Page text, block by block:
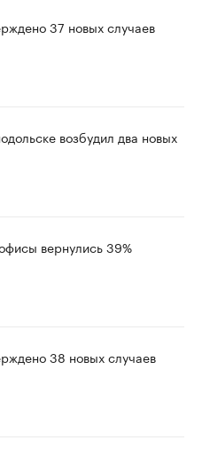
37 новых случаев
возбудил два новых
вернулись 39%
38 новых случаев